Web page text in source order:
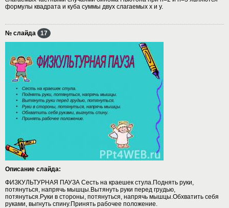
формулы квадрата и куба суммы двух слагаемых x и y.
№ слайда 17
Описание слайда:
ФИЗКУЛЬТУРНАЯ ПАУЗА Сесть на краешек стула.Поднять руки,
потянуться, напрячь мышцы.Вытянуть руки перед грудью,
потянуться.Руки в стороны, потянуться, напрячь мышцы.Обхватить себя
руками, выгнуть спину.Принять рабочее положение.